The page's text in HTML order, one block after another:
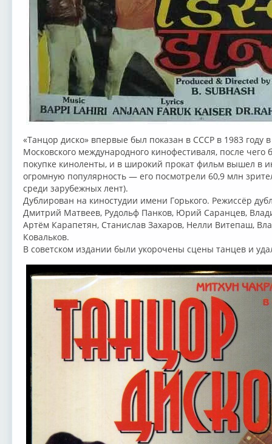
«Танцор диско» впервые был показан в СССР в 1983
Московского международного кинофестиваля, после
покупке киноленты, и в широкий прокат фильм вышел в
огромную популярность — его посмотрели 60,9 млн
среди зарубежных лент).
Дублирован на киностудии имени Горького. Режиссёр
Дмитрий Матвеев, Рудольф Панков, Юрий Саранцев,
Артём Карапетян, Станислав Захаров, Нелли Витепаш,
Ковальков.
В советском издании были укорочены сцены танцев и